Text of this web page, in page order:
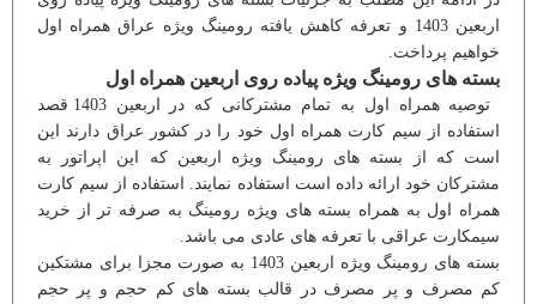
اربعین 1403 و تعرفه کاهش یافته رومینگ ویژه عراق همراه اول
خواهیم پرداخت.
بسته های رومینگ ویژه پیاده روی اربعین همراه اول
توصیه همراه اول به تمام مشترکانی که در اربعین 1403 قصد
استفاده از سیم کارت همراه اول خود را در کشور عراق دارند این
است که از بسته های رومینگ ویژه اربعین که این اپراتور به
مشترکان خود ارائه داده است استفاده نمایند. استفاده از سیم کارت
همراه اول به همراه بسته های ویژه رومینگ به صرفه تر از خرید
سیمکارت عراقی با تعرفه های عادی می باشد.
بسته های رومینگ ویژه اربعین 1403 به صورت مجزا برای مشتکین
کم مصرف و پر مصرف در قالب بسته های کم حجم و پر حجم